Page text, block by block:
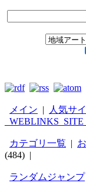
メイン | 人気サ
カテゴリ一覧 |
(484) |
ランダムジャンプ